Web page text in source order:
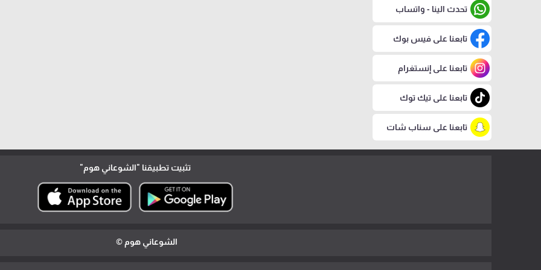
تحدث الينا - واتساب
تابعنا على فيس بوك
تابعنا على إنستغرام
تابعنا على تيك توك
تابعنا على سناب شات
تثبيت تطبيقنا "الشوعاني هوم"
الشوعاني هوم ©